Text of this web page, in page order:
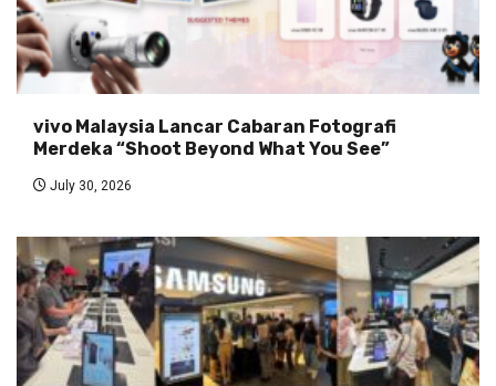
vivo Malaysia Lancar Cabaran Fotografi
Merdeka “Shoot Beyond What You See”
July 30, 2026